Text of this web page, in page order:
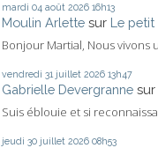
mardi 04 août 2026 16h13
Moulin Arlette sur Le petit
Bonjour Martial, Nous
vendredi 31 juillet 2026 13h47
Gabrielle Devergranne sur
Suis éblouie et si
jeudi 30 juillet 2026 08h53